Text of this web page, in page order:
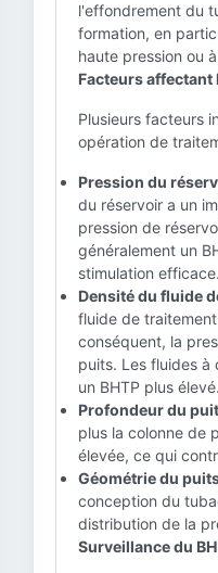
l'effondrement du
formation, en
haute pression ou
Facteurs affectant
Plusieurs facteurs
opération de
Pression du
du réservoir a un
pression de
généralement un
stimulation efficace.
Densité du fluide
fluide de
conséquent, la
puits. Les fluides à
un BHTP plus élevé.
Profondeur du
plus la colonne de
élevée, ce qui
Géométrie du
conception du
distribution de la
Surveillance du